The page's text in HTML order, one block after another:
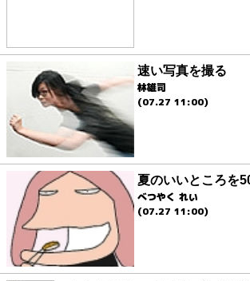
速い写真を撮る
林雄司
(07.27 11:00)
夏のいいところを
べつやく れい
(07.27 11:00)